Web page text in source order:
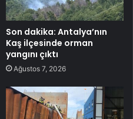
Son dakika: Antalya’nın
Kaş ilçesinde orman
yangını çıktı
Ağustos 7, 2026